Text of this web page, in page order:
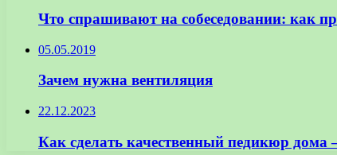
Что спрашивают на собеседовании: как
05.05.2019
Зачем нужна вентиляция
22.12.2023
Как сделать качественный педикюр